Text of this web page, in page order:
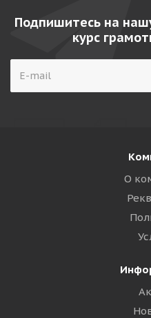
Подпишитесь на
курс
О